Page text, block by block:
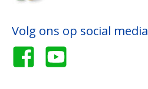
Volg ons op social media